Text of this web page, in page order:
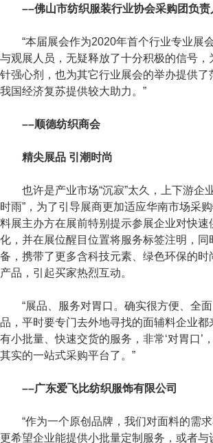
––佛山市纺织服装行业协会采购团负责
“本届展会作为2020年首个行业专业展
与观展人员，无疑释放了十分积极的信号，
针强心剂，也为其它行业展会的举办提供了
我国经济复苏提供较大助力。”
––顺德纺织商会
精尖展品 引潮时尚
也许是产业市场“沉寂”太久，上下游企
时雨”，为了引导展商更加适应华南市场采
料展主办方在展前特别提示参展企业对快速
化，并在展位醒目位置将服务标签注明，同
备，携带了更多含科技元素、绿色环保的时
产品，引起买家热烈互动。
“展品、服务对胃口。确实很方便、全面
品，平时要专门去外地寻找的面辅料企业都
有小批量、快速交货的服务，非常‘对胃口’
其实的一站式采购平台了。”
––广东爱飞比纺织服饰有限公司
“作为一个原创品牌，我们对面料的需求
更希望企业能提供小批量定制服务，或者与